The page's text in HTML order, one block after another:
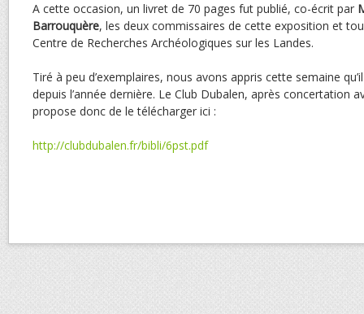
A cette occasion, un livret de 70 pages fut publié, co-écrit par
Barrouquère, les deux commissaires de cette exposition et
Centre de Recherches Archéologiques sur les Landes.
Tiré à peu d’exemplaires, nous avons appris cette semaine
depuis l’année dernière. Le Club Dubalen, après concertation
propose donc de le télécharger ici :
http://clubdubalen.fr/bibli/6pst.pdf